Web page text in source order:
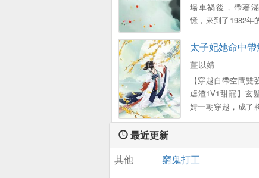
場車禍後，帶著
憶，來到了1982年
外表憨厚，內心不
故事……...。
太子妃她命中帶
薑以婧
【穿越自帶空間雙
虐渣1V1甜寵】玄
婧一朝穿越，成了
陪葬的倒黴太子妃
嗎？銀針在手，
子，驚豔蓋冠滿京
最近更新
其他
窮鬼打工